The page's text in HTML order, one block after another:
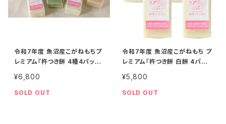
令和7年度 魚沼産こがねもちプ
レミアム『杵つき餅 4種4パック
¥6,800
SOLD OUT
令和7年度 魚沼産こがねもち プ
レミアム『杵つき餅 白餅 4パッ
¥5,800
SOLD OUT